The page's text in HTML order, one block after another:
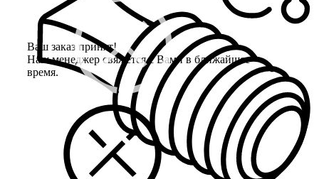
Ваш заказ принят!
Наш менеджер свяжется с Вами в ближайшее
время.